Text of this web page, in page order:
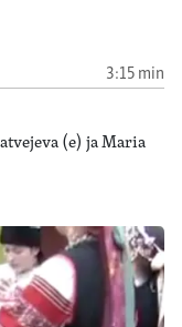
3:15 min
(e) ja Maria